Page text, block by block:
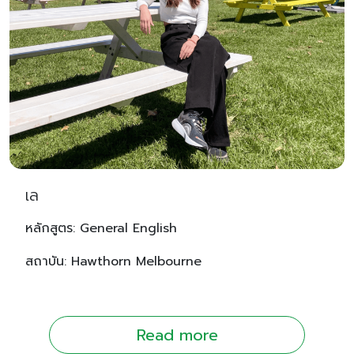
เล
หลักสูตร: General English
สถาบัน: Hawthorn Melbourne
Read more